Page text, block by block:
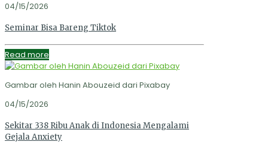
04/15/2026
Seminar Bisa Bareng Tiktok
Read more
Gambar oleh Hanin Abouzeid dari Pixabay
04/15/2026
Sekitar 338 Ribu Anak di Indonesia Mengalami
Gejala Anxiety